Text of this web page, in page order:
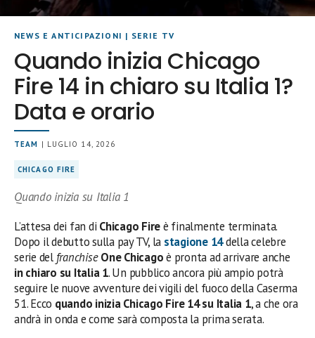
NEWS E ANTICIPAZIONI | SERIE TV
Quando inizia Chicago
Fire 14 in chiaro su Italia 1?
Data e orario
TEAM | LUGLIO 14, 2026
CHICAGO FIRE
Quando inizia su Italia 1
L’attesa dei fan di Chicago Fireè finalmente terminata.
Dopo il debutto sulla pay TV, la stagione 14della celebre
serie del franchise One Chicagoè pronta ad arrivare anche
in chiaro su Italia 1. Un pubblico ancora più ampio potrà
seguire le nuove avventure dei vigili del fuoco della Caserma
51. Ecco quando inizia Chicago Fire 14 su Italia 1, a che ora
andrà in onda e come sarà composta la prima serata.